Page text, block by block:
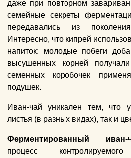
даже при повторном
семейные секреты
передавались из
Интересно, что кипрей
напиток: молодые побеги
высушенных корней
семенных коробочек
подушек.
Иван-чай уникален тем, что
листья (в разных видах), так и
Ферментированный
процесс